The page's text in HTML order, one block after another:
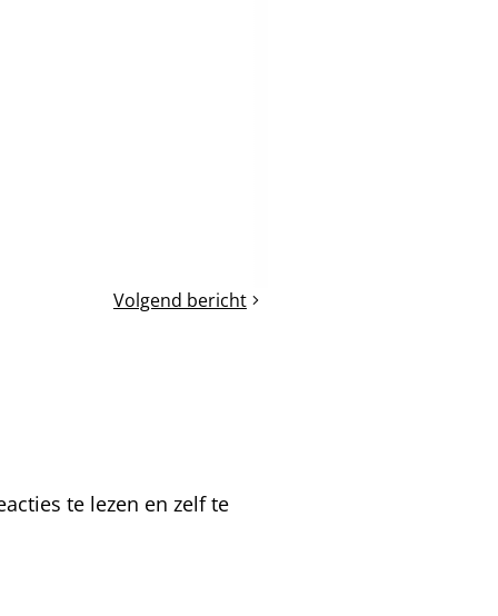
Volgend bericht
De
te lezen en zelf te